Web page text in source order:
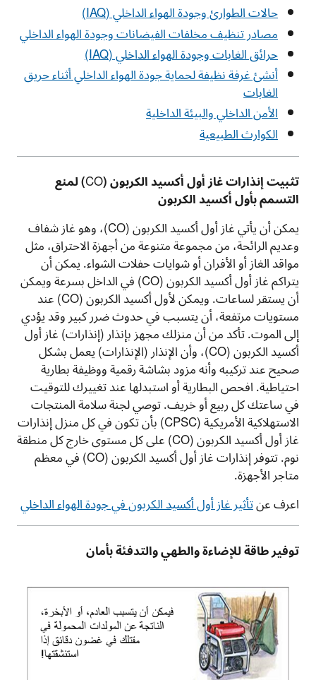
حالات الطوارئ وجودة الهواء الداخلي (IAQ
)
مصادر تنظيف مخلفات الفيضانات وجودة الهواء الداخلي
حرائق الغابات وجودة الهواء الداخلي (IAQ
)
أنشئ غرفة نظيفة لحماية جودة الهواء الداخلي أثناء حريق
الغابات
الأمن الداخلي والبيئة الداخلية
الكوارث الطبيعية
تثبيت إنذارات غاز أول أكسيد الكربون (CO) لمنع
التسمم بأول أكسيد الكربون
يمكن أن يأتي غاز أول أكسيد الكربون(CO) ، وهو غاز شفاف
وعديم الرائحة، من مجموعة متنوعة من أجهزة الاحتراق، مثل
مواقد الغاز أو الأفران أو شوايات حفلات الشواء. يمكن أن
يتراكم غاز أول أكسيد الكربون (CO) في الداخل بسرعة ويمكن
أن يستقر لساعات. ويمكن لأول أكسيد الكربون (CO) عند
مستويات مرتفعة، أن يتسبب في حدوث ضرر كبير وقد يؤدي
إلى الموت. تأكد من أن منزلك مجهز بإنذار (إنذارات) غاز أول
أكسيد الكربون(CO) ، وأن الإنذار (الإنذارات) يعمل بشكل
صحيح عند تركيبه وأنه مزود بشاشة رقمية ووظيفة بطارية
احتياطية. افحص البطارية أو استبدلها عند تغييرك للتوقيت
في ساعتك كل ربيع أو خريف. توصي لجنة سلامة المنتجات
الاستهلاكية الأمريكية (CPSC) بأن تكون في كل منزل إنذارات
غاز أول أكسيد الكربون (CO) على كل مستوى خارج كل منطقة
نوم. تتوفر إنذارات غاز أول أكسيد الكربون (CO) في معظم
متاجر الأجهزة.
اعرف عنتأثير غاز أول أكسيد الكربون في جودة الهواء الداخلي
توفير طاقة للإضاءة والطهي والتدفئة بأمان